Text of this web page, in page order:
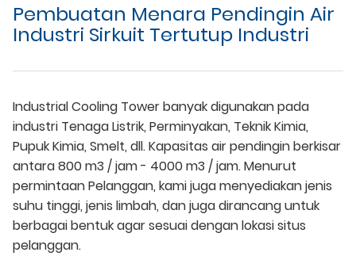
Pembuatan Menara Pendingin Air
Industri Sirkuit Tertutup Industri
Industrial Cooling Tower banyak digunakan pada
industri Tenaga Listrik, Perminyakan, Teknik Kimia,
Pupuk Kimia, Smelt, dll. Kapasitas air pendingin berkisar
antara 800 m3 / jam - 4000 m3 / jam. Menurut
permintaan Pelanggan, kami juga menyediakan jenis
suhu tinggi, jenis limbah, dan juga dirancang untuk
berbagai bentuk agar sesuai dengan lokasi situs
pelanggan.